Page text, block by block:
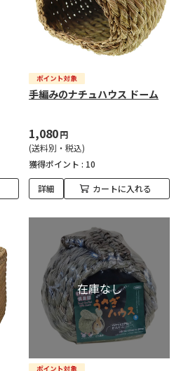
手編みのナチュハウス ドーム
1,080円
(送料別・税込)
獲得ポイント : 10
詳細 カートに入れる